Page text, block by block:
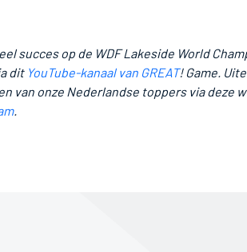
succes op de WDF Lakeside World
dit YouTube-kanaal van GREAT! Game.
van onze Nederlandse toppers via deze
.